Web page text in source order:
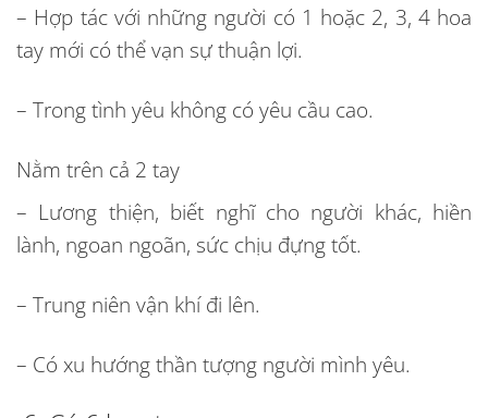
– Hợp tác với những người có 1 hoặc 2, 3, 4 hoa
tay mới có thể vạn sự thuận lợi.
– Trong tình yêu không có yêu cầu cao.
Nằm trên cả 2 tay
– Lương thiện, biết nghĩ cho người khác, hiền
lành, ngoan ngoãn, sức chịu đựng tốt.
– Trung niên vận khí đi lên.
– Có xu hướng thần tượng người mình yêu.